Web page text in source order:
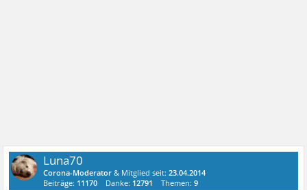
Luna70
Corona-Moderator & Mitglied seit:23.04.2014
Beiträge: 11170 Danke: 12791 Themen:9